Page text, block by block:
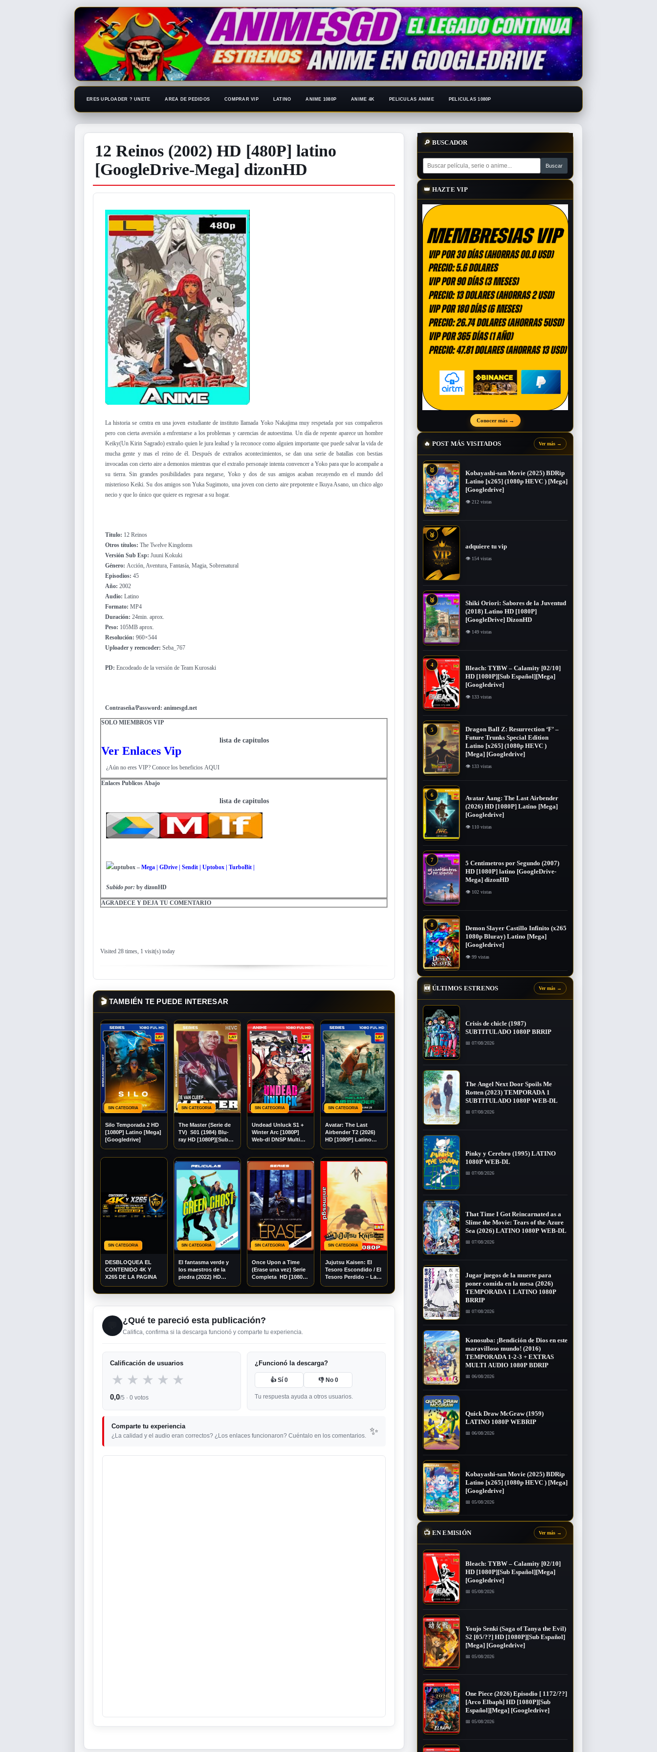
ERES UPLOADER ? UNETE AREA DE PEDIDOS COMPRAR VIP LATINO ANIME 1080P ANIME 4K PELICULAS ANIME PELICULAS 1080P
12 Reinos (2002)​ HD [480P] latino
[GoogleDrive-Mega] dizonHD
La historia se centra en una joven estudiante de instituto llamada Yoko Nakajima muy respetada por sus compañeros
pero con cierta aversión a enfrentarse a los problemas y carencias de autoestima. Un día de repente aparece un hombre
Keiky(Un Kirin Sagrado) extraño quien le jura lealtad y la reconoce como alguien importante que puede salvar la vida de
mucha gente y mas el reino de él. Después de extraños acontecimientos, se dan una serie de batallas con bestias
invocadas con cierto aire a demonios mientras que el extraño personaje intenta convencer a Yoko para que lo acompañe a
su tierra. Sin grandes posibilidades para negarse, Yoko y dos de sus amigos acaban recayendo en el mundo del
misterioso Keiki. Su dos amigos son Yuka Sugimoto, una joven con cierto aire prepotente e Ikuya Asano, un chico algo
necio y que lo único que quiere es regresar a su hogar.
Titulo: 12 Reinos
Otros títulos: The Twelve Kingdoms
Versión Sub Esp: Juuni Kokuki
Género: Acción, Aventura, Fantasía, Magia, Sobrenatural
Episodios: 45
Año: 2002
Audio: Latino
Formato: MP4
Duración: 24min. aprox.
Peso: 105MB aprox.
Resolución: 960×544
Uploader y reencoder: Seba_767
PD: Encodeado de la versión de Team Kurosaki
Contraseña/Password: animesgd.net
SOLO MIEMBROS VIP
lista de capitulos
Ver Enlaces Vip
¿Aún no eres VIP? Conoce los beneficios AQUI
Enlaces Publicos Abajo
lista de capitulos
uptubox – Mega | GDrive | Sendit | Uptobox | TurboBit |
Subido por: by dizonHD
AGRADECE Y DEJA TU COMENTARIO
Visited 28 times, 1 visit(s) today
🎬TAMBIÉN TE PUEDE INTERESAR
SIN CATEGORIA
Silo Temporada 2 HD
[1080P] Latino [Mega]
[Googledrive]
SIN CATEGORIA
The Master (Serie de
TV) S01 (1984) Blu-
ray HD [1080P][Sub
SIN CATEGORIA
Undead Unluck S1 +
Winter Arc [1080P]
Web-dl DNSP Multi
SIN CATEGORIA
Avatar: The Last
Airbender T2 (2026)
HD [1080P] Latino
SIN CATEGORIA
DESBLOQUEA EL
CONTENIDO 4K Y
X265 DE LA PAGINA
SIN CATEGORIA
El fantasma verde y
los maestros de la
piedra (2022) HD
SIN CATEGORIA
Once Upon a Time
(Erase una vez) Serie
Completa HD [1080P]
SIN CATEGORIA
Jujutsu Kaisen: El
Tesoro Escondido / El
Tesoro Perdido – La
¿Qué te pareció esta publicación?
Califica, confirma si la descarga funcionó y comparte tu experiencia.
Calificación de usuarios
★ ★ ★ ★ ★
0,0/5 · 0 votos
¿Funcionó la descarga?
👍 Sí 0 👎 No 0
Tu respuesta ayuda a otros usuarios.
Comparte tu experiencia
¿La calidad y el audio eran correctos? ¿Los enlaces funcionaron? Cuéntalo en los comentarios. ✨
🔎 BUSCADOR
👑 HAZTE VIP
Conocer más →
🔥 POST MÁS VISITADOS Ver más →
🥇
Kobayashi-san Movie (2025) BDRip
Latino [x265] (1080p HEVC ) [Mega]
[Googledrive]
👁 212 vistas
🥈
adquiere tu vip
👁 154 vistas
🥉
Shiki Oriori: Sabores de la Juventud
(2018) Latino HD [1080P]
[GoogleDrive] DizonHD
👁 149 vistas
4
Bleach: TYBW – Calamity [02/10]
HD [1080P][Sub Español][Mega]
[Googledrive]
👁 133 vistas
5
Dragon Ball Z: Resurrection ‘F’ –
Future Trunks Special Edition
Latino [x265] (1080p HEVC )
[Mega] [Googledrive]
👁 133 vistas
6
Avatar Aang: The Last Airbender
(2026) HD [1080P] Latino [Mega]
[Googledrive]
👁 110 vistas
7
5 Centimetros por Segundo (2007) ​
HD [1080P] latino [GoogleDrive-
Mega] dizonHD
👁 102 vistas
8
Demon Slayer Castillo Infinito (x265
1080p Bluray) Latino [Mega]
[Googledrive]
👁 99 vistas
🆕 ÚLTIMOS ESTRENOS Ver más →
Crisis de chicle (1987)
SUBTITULADO 1080P BRRIP
📅 07/08/2026
The Angel Next Door Spoils Me
Rotten (2023) TEMPORADA 1
SUBTITULADO 1080P WEB-DL
📅 07/08/2026
Pinky y Cerebro (1995) LATINO
1080P WEB-DL
📅 07/08/2026
That Time I Got Reincarnated as a
Slime the Movie: Tears of the Azure
Sea (2026) LATINO 1080P WEB-DL
📅 07/08/2026
Jugar juegos de la muerte para
poner comida en la mesa (2026)
TEMPORADA 1 LATINO 1080P
BRRIP
📅 07/08/2026
Konosuba: ¡Bendición de Dios en este
maravilloso mundo! (2016)
TEMPORADA 1-2-3 + EXTRAS
MULTI AUDIO 1080P BDRIP
📅 06/08/2026
Quick Draw McGraw (1959)
LATINO 1080P WEBRIP
📅 06/08/2026
Kobayashi-san Movie (2025) BDRip
Latino [x265] (1080p HEVC ) [Mega]
[Googledrive]
📅 05/08/2026
📺 EN EMISIÓN Ver más →
Bleach: TYBW – Calamity [02/10]
HD [1080P][Sub Español][Mega]
[Googledrive]
📅 05/08/2026
Youjo Senki (Saga of Tanya the Evil)
S2 [05/??] HD [1080P][Sub Español]
[Mega] [Googledrive]
📅 05/08/2026
One Piece (2026) Episodio [ 1172/??]
[Arco Elbaph] HD [1080P][Sub
Español][Mega] [Googledrive]
📅 05/08/2026